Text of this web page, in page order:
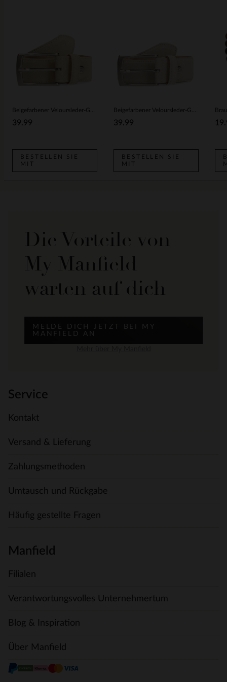
39.99
BESTELLEN SIE
MIT
39.99
BESTELLEN SIE
MIT
Die Vorteile von
My Manfield
warten auf dich
MELDE DICH JETZT BEI MY
MANFIELD AN
Service
Kontakt
Versand & Lieferung
Zahlungsmethoden
Umtausch und Rückgabe
Häufig gestellte Fragen
Manfield
Filialen
Verantwortungsvolles Unternehmertum
Blog & Inspiration
Über Manfield